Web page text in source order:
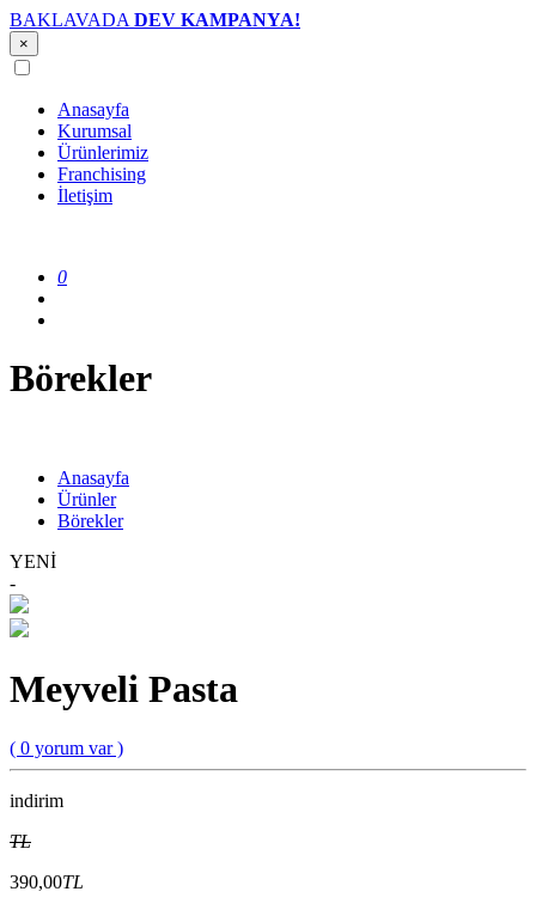
BAKLAVADA DEV KAMPANYA!
×
Anasayfa
Kurumsal
Ürünlerimiz
Franchising
İletişim
0
Börekler
Anasayfa
Ürünler
Börekler
YENİ
-
Meyveli Pasta
( 0 yorum var )
indirim
TL
390,00TL